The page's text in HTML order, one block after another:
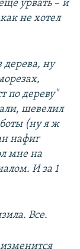
урвать –​ и
не хотел
дерева, ну
по дереву"
шевелил
(ну я ж
нафиг
мне на
И за 1
Все.